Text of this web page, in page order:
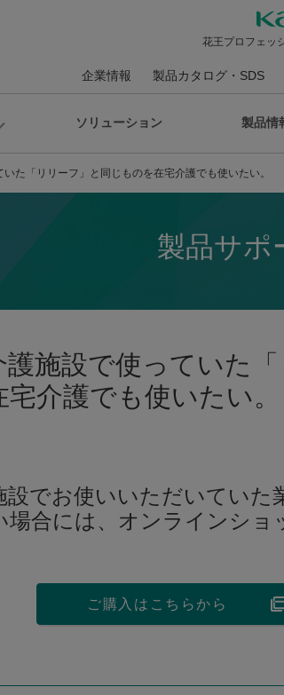
花王プロフェッ
企業情報 製品カタログ・SDS
ソリューション 製品情
た「リリーフ」と同じものを在宅介護でも使いたい。
製品サポ
護施設で使っていた
宅介護でも使いたい。
設でお使いいただいていた
場合には、オンラインショ
ご購入はこちらから